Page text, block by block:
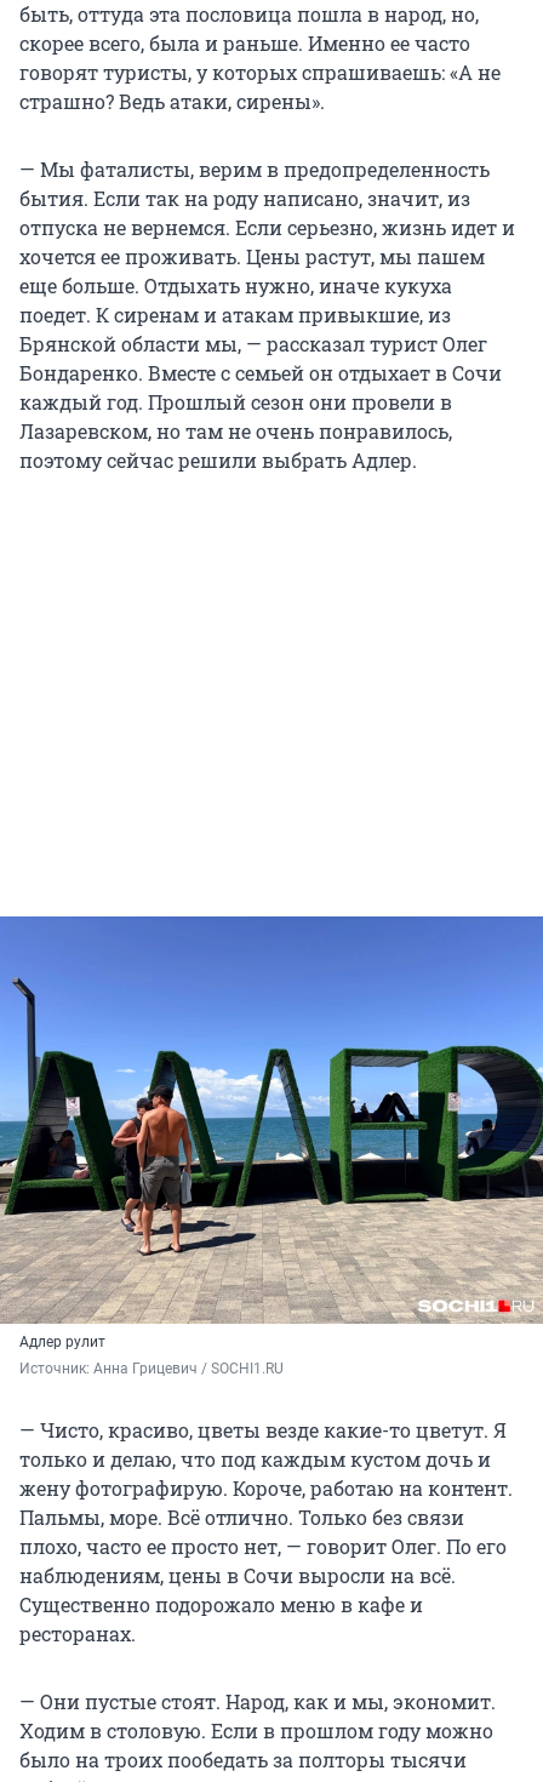
быть, оттуда эта пословица пошла в народ, но,
скорее всего, была и раньше. Именно ее часто
говорят туристы, у которых спрашиваешь: «А не
страшно? Ведь атаки, сирены».
— Мы фаталисты, верим в предопределенность
бытия. Если так на роду написано, значит, из
отпуска не вернемся. Если серьезно, жизнь идет и
хочется ее проживать. Цены растут, мы пашем
еще больше. Отдыхать нужно, иначе кукуха
поедет. К сиренам и атакам привыкшие, из
Брянской области мы, — рассказал турист Олег
Бондаренко. Вместе с семьей он отдыхает в Сочи
каждый год. Прошлый сезон они провели в
Лазаревском, но там не очень понравилось,
поэтому сейчас решили выбрать Адлер.
Адлер рулит
Источник: Анна Грицевич / SOCHI1.RU
— Чисто, красиво, цветы везде какие-то цветут. Я
только и делаю, что под каждым кустом дочь и
жену фотографирую. Короче, работаю на контент.
Пальмы, море. Всё отлично. Только без связи
плохо, часто ее просто нет, — говорит Олег. По его
наблюдениям, цены в Сочи выросли на всё.
Существенно подорожало меню в кафе и
ресторанах.
— Они пустые стоят. Народ, как и мы, экономит.
Ходим в столовую. Если в прошлом году можно
было на троих пообедать за полторы тысячи